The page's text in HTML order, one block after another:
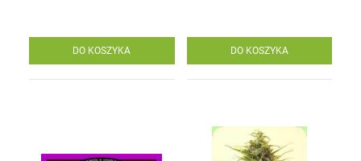
DO KOSZYKA DO KOSZYKA